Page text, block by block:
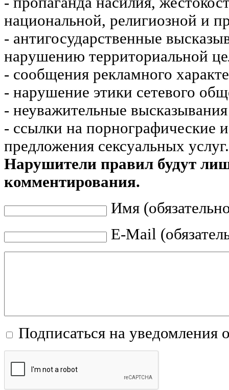
национальной, религиозной и
- антигосударственные
нарушению территориальной
- сообщения рекламного
- нарушение этики сетевого
- неуважительные
- ссылки на порнографические
предложения сексуальных услуг.
Нарушители правил будут
комментирования.
Имя
E-Mail
Подписаться на уведомления